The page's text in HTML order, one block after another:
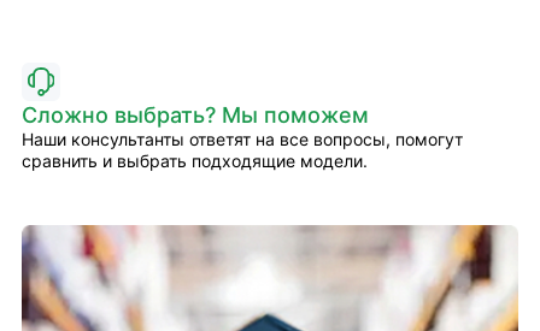
Сложно выбрать? Мы поможем
Наши консультанты ответят на все вопросы, помогут
сравнить и выбрать подходящие модели.